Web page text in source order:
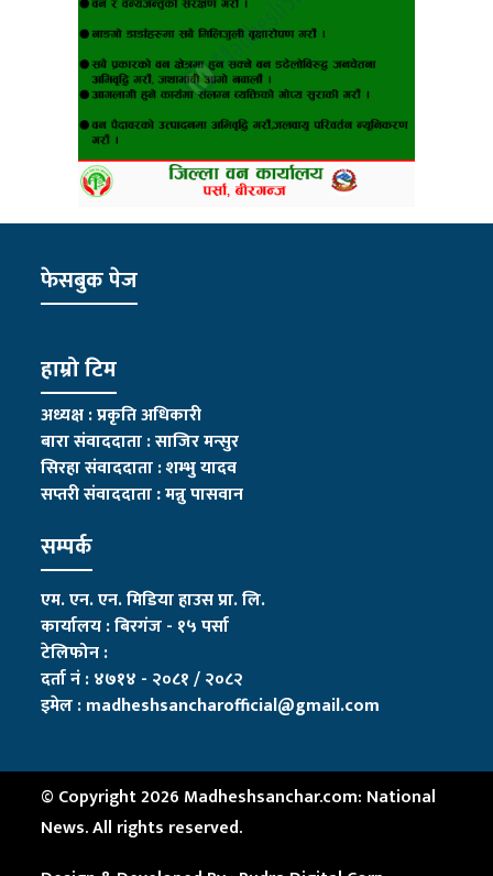
फेसबुक पेज
हाम्रो टिम
अध्यक्ष : प्रकृति अधिकारी
बारा संवाददाता : साजिर मन्सुर
सिरहा संवाददाता : शम्भु यादव
सप्तरी संवाददाता:मन्नु पासवान
सम्पर्क
एम. एन. एन. मिडिया हाउस प्रा. लि.
कार्यालय : बिरगंज - १५ पर्सा
टेलिफोन :
दर्ता नं : ४७१४ - २०८१ / २०८२
इमेल :madheshsancharofficial@gmail.com
© Copyright 2026 Madheshsanchar.com: National
News. All rights reserved.